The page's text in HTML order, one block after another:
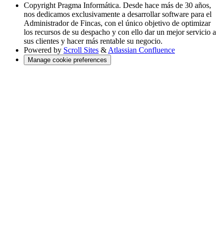
Copyright Pragma Informática. Desde hace más de 30 años,
nos dedicamos exclusivamente a desarrollar software para el
Administrador de Fincas, con el único objetivo de optimizar
los recursos de su despacho y con ello dar un mejor servicio a
sus clientes y hacer más rentable su negocio.
Powered by Scroll Sites & Atlassian Confluence
Manage cookie preferences